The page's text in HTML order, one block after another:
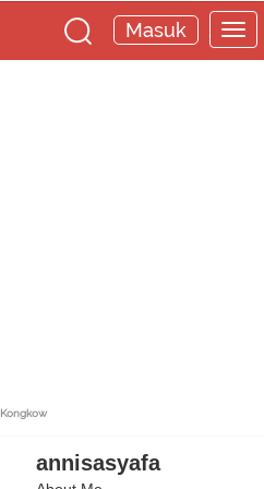
Masuk
Kongkow
annisasyafa